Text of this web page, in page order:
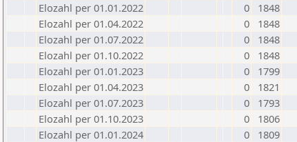
Elozahl per 01.01.2022
0
1848
Elozahl per 01.04.2022
0
1848
Elozahl per 01.07.2022
0
1848
Elozahl per 01.10.2022
0
1848
Elozahl per 01.01.2023
0
1799
Elozahl per 01.04.2023
0
1821
Elozahl per 01.07.2023
0
1793
Elozahl per 01.10.2023
0
1806
Elozahl per 01.01.2024
0
1809